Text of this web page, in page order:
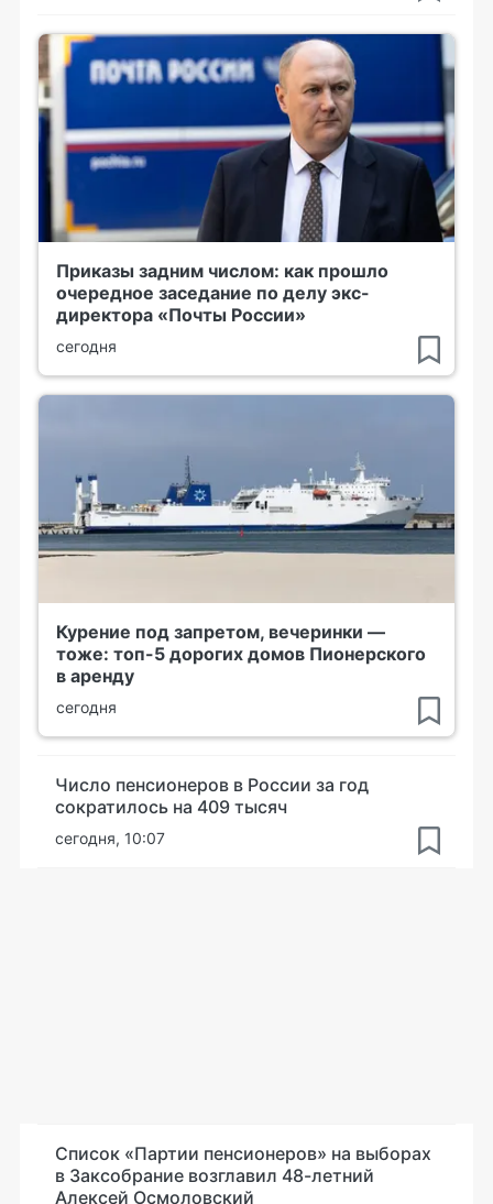
Приказы задним числом: как прошло
очередное заседание по делу экс-
директора «Почты России»
сегодня
Курение под запретом, вечеринки —
тоже: топ-5 дорогих домов Пионерского
в аренду
сегодня
Число пенсионеров в России за год
сократилось на 409 тысяч
сегодня, 10:07
Список «Партии пенсионеров» на выборах
в Заксобрание возглавил 48-летний
Алексей Осмоловский